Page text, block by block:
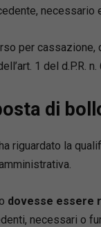
alta formazione
specializzato in
della
ed
necessario
per
1 del d.P.R.
di
riguardato la
dovesse essere
necessari o